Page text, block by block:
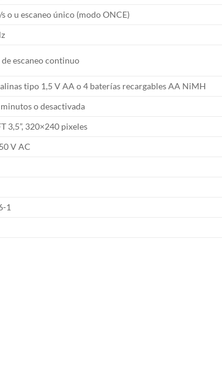
s o u escaneo único (modo ONCE)
de escaneo continuo
tipo 1,5 V AA o 4 baterías recargables AA NiMH
minutos o desactivada
3,5”, 320×240 pixeles
V AC
1